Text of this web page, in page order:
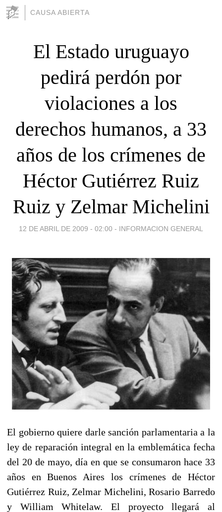
CAUSA ABIERTA
El Estado uruguayo
pedirá perdón por
violaciones a los
derechos humanos, a 33
años de los crímenes de
Héctor Gutiérrez Ruiz
Ruiz y Zelmar Michelini
12 DE ABRIL DE 2009 - 02:00 - INFORMACION GENERAL
El gobierno quiere darle sanción parlamentaria a la
ley de reparación integral en la emblemática fecha
del 20 de mayo, día en que se consumaron hace 33
años en Buenos Aires los crímenes de Héctor
Gutiérrez Ruiz, Zelmar Michelini, Rosario Barredo
y William Whitelaw. El proyecto llegará al